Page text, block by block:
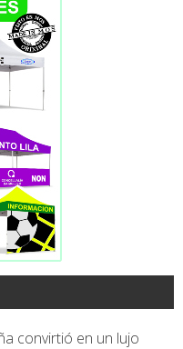
convirtió en un lujo